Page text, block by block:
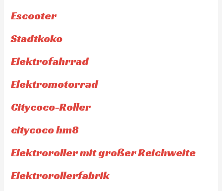
Escooter
Stadtkoko
Elektrofahrrad
Elektromotorrad
Citycoco-Roller
citycoco hm8
Elektroroller mit großer Reichweite
Elektrorollerfabrik